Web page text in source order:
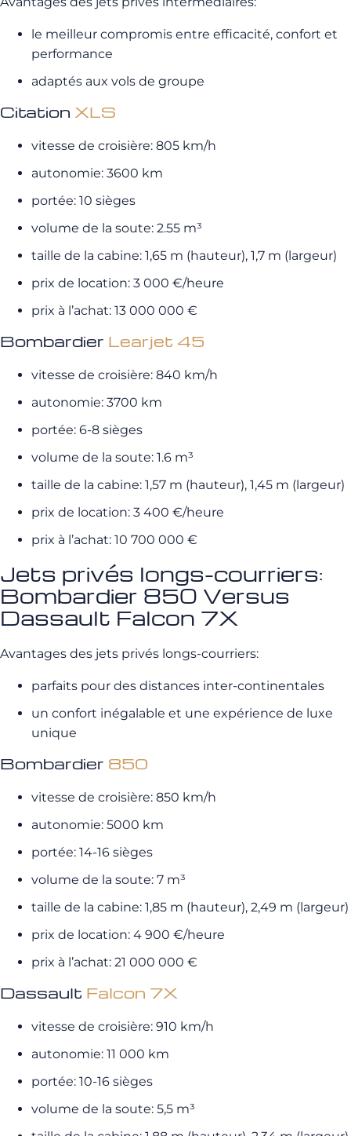
le meilleur compromis entre efficacité, confort et
performance
adaptés aux vols de groupe
Citation XLS
vitesse de croisière: 805 km/h
autonomie: 3600 km
portée: 10 sièges
volume de la soute: 2.55 m³
taille de la cabine: 1,65 m (hauteur), 1,7 m (largeur)
prix de location: 3 000 €/heure
prix à l’achat: 13 000 000 €
Bombardier Learjet 45
vitesse de croisière: 840 km/h
autonomie: 3700 km
portée: 6-8 sièges
volume de la soute: 1.6 m³
taille de la cabine: 1,57 m (hauteur), 1,45 m (largeur)
prix de location: 3 400 €/heure
prix à l’achat: 10 700 000 €
Jets privés longs-courriers:
Bombardier 850 Versus
Dassault Falcon 7X
Avantages des jets privés longs-courriers:
parfaits pour des distances inter-continentales
un confort inégalable et une expérience de luxe
unique
Bombardier 850
vitesse de croisière: 850 km/h
autonomie: 5000 km
portée: 14-16 sièges
volume de la soute: 7 m³
taille de la cabine: 1,85 m (hauteur), 2,49 m (largeur)
prix de location: 4 900 €/heure
prix à l’achat: 21 000 000 €
Dassault Falcon 7X
vitesse de croisière: 910 km/h
autonomie: 11 000 km
portée: 10-16 sièges
volume de la soute: 5,5 m³